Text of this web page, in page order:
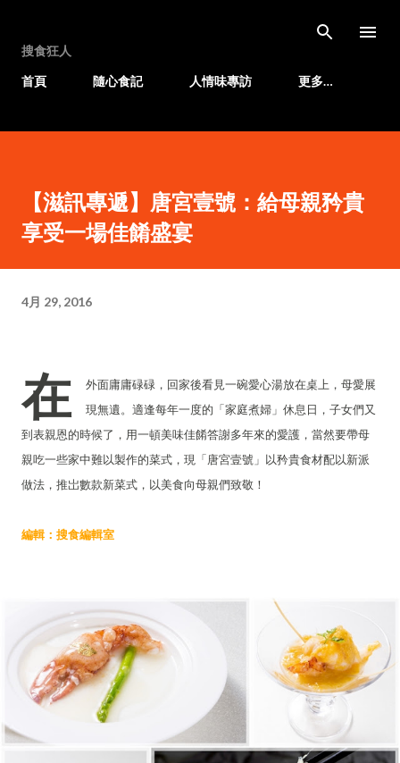
搜食狂人
首頁
隨心食記 人情味專訪 更多…
【滋訊專遞】唐宮壹號：給母親矜貴
享受一場佳餚盛宴
4月 29, 2016
在
外面庸庸碌碌，回家後看見一碗愛心湯放在桌上，母愛展
現無遺。適逢每年一度的「家庭煮婦」休息日，子女們又
到表親恩的時候了，用一頓美味佳餚答謝多年來的愛護，當然要帶母
親吃一些家中難以製作的菜式，現「唐宮壹號」以矜貴食材配以新派
做法，推岀數款新菜式，以美食向母親們致敬！
編輯：搜食編輯室